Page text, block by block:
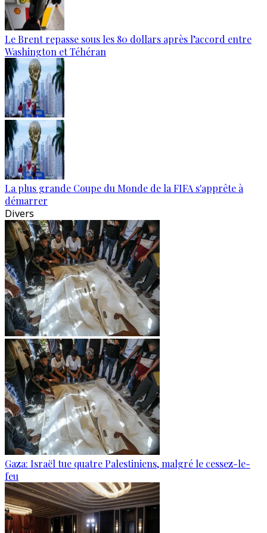
Le Brent repasse sous les 80 dollars après l’accord entre
Washington et Téhéran
La plus grande Coupe du Monde de la FIFA s'apprête à
démarrer
Divers
Gaza: Israël tue quatre Palestiniens, malgré le cessez-le-
feu